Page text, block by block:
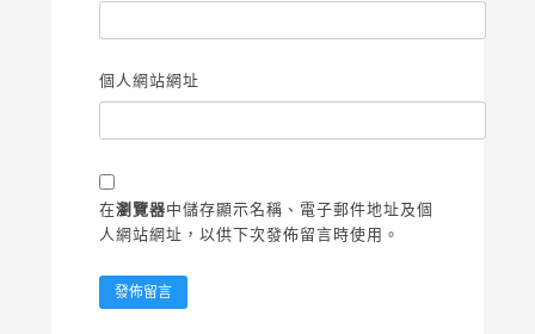
個人網站網址
在瀏覽器中儲存顯示名稱、電子郵件地址及個
人網站網址，以供下次發佈留言時使用。